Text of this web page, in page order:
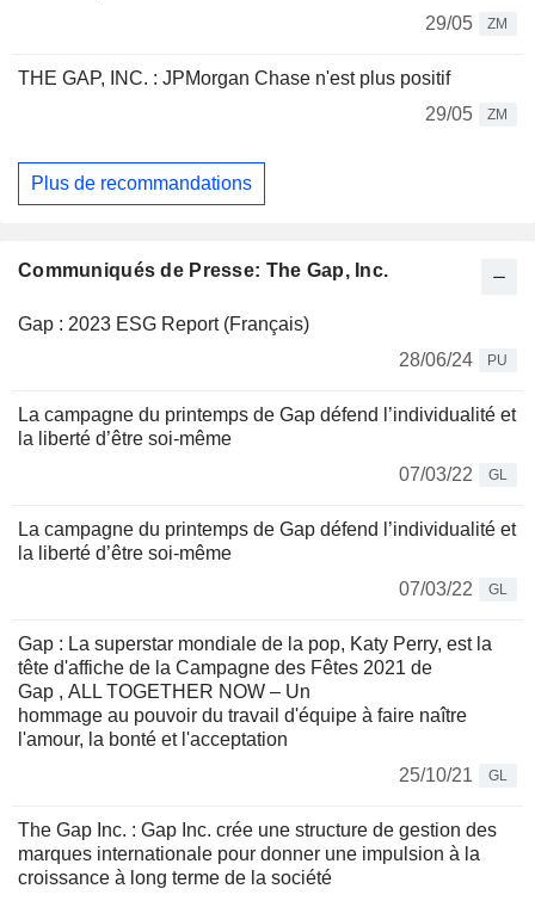
29/05
ZM
THE GAP, INC. : JPMorgan Chase n'est plus positif
29/05
ZM
Plus de recommandations
Communiqués de Presse: The Gap, Inc.
Gap : 2023 ESG Report (Français)
28/06/24
PU
La campagne du printemps de Gap défend l’individualité et
la liberté d’être soi-même
07/03/22
GL
La campagne du printemps de Gap défend l’individualité et
la liberté d’être soi-même
07/03/22
GL
Gap : La superstar mondiale de la pop, Katy Perry, est la
tête d'affiche de la Campagne des Fêtes 2021 de
Gap , ALL TOGETHER NOW – Un
hommage au pouvoir du travail d'équipe à faire naître
l'amour, la bonté et l'acceptation
25/10/21
GL
The Gap Inc. : Gap Inc. crée une structure de gestion des
marques internationale pour donner une impulsion à la
croissance à long terme de la société